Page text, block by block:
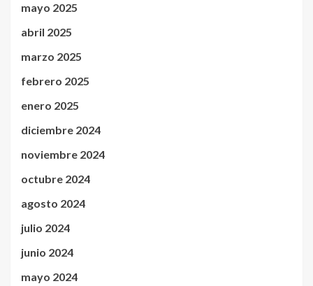
mayo 2025
abril 2025
marzo 2025
febrero 2025
enero 2025
diciembre 2024
noviembre 2024
octubre 2024
agosto 2024
julio 2024
junio 2024
mayo 2024